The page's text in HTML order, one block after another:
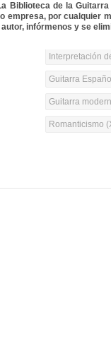
Biblioteca de la
empresa, por cualquier
infórmenos y se
Interpretación
Guitarra
Guitarra
Romanticismo